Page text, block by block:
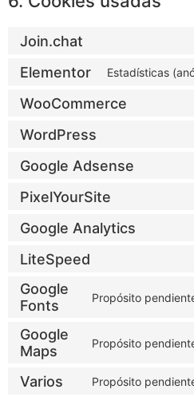
Join.chat
Elementor Estadísticas
WooCommerce
WordPress
Google Adsense
PixelYourSite
Google Analytics
LiteSpeed
Google
Fonts
Propósito
Google
Maps
Propósito
Varios Propósito